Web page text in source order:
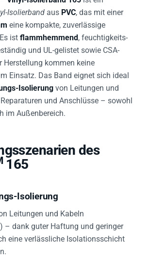
Isolierband aus PVC, das mit einer
eine kompakte, zuverlässige
ist flammhemmend , feuchtigkeits-
und UL-gelistet sowie CSA-
Herstellung kommen keine
Einsatz. Das Band eignet sich ideal
Isolierung von Leitungen und
und Anschlüsse – sowohl
im Außenbereich.
des
165
Isolierung
Leitungen und Kabeln
– dank guter Haftung und geringer
eine verlässliche Isolationsschicht